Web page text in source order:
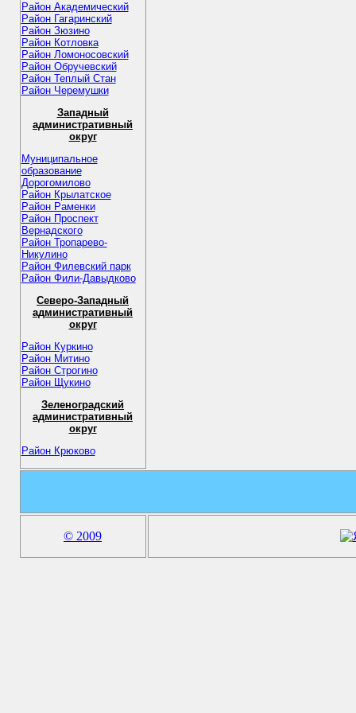
Район Академический
Район Гагаринский
Район Зюзино
Район Котловка
Район Ломоносовский
Район Обручевский
Район Теплый Стан
Район Черемушки
Западный
административный
округ
Муниципальное
образование
Дорогомилово
Район Крылатское
Район Раменки
Район Проспект
Вернадского
Район Тропарево-
Никулино
Район Филевский парк
Район Фили-Давыдково
Северо-Западный
административный
округ
Район Куркино
Район Митино
Район Строгино
Район Щукино
Зеленоградский
административный
округ
Район Крюково
© 2009